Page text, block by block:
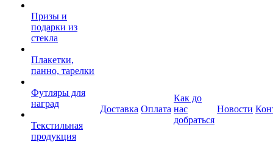
Призы и
подарки из
стекла
Плакетки,
панно, тарелки
Футляры для
наград
Текстильная
продукция
Доставка Оплата
Как до
нас
добраться
Новости